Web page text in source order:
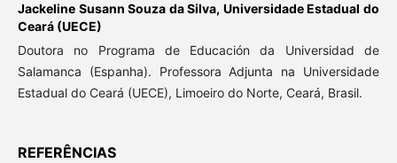
Jackeline Susann Souza da Silva, Universidade Estadual do
Ceará (UECE)
Doutora no Programa de Educación da Universidad de
Salamanca (Espanha). Professora Adjunta na Universidade
Estadual do Ceará (UECE), Limoeiro do Norte, Ceará, Brasil.
REFERÊNCIAS